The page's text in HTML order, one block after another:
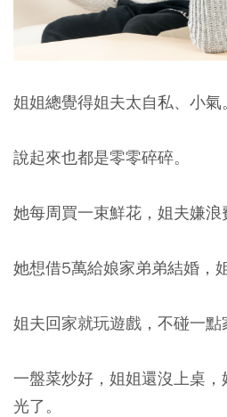
姐姐總覺得姐夫太自私、小氣。
說起來也都是零零碎碎。
她每周買一束鮮花，姐夫嫌浪
她想借5萬給娘家弟弟結婚，
姐夫回家就玩遊戲，不碰一點
一盤菜炒好，姐姐還沒上桌
光了。